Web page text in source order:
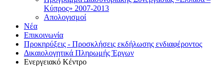
Κύπρος» 2007-2013
Aπολογισμοί
Νέα
Επικοινωνία
Προκηρύξεις - Προσκλήσεις εκδήλωσης ενδιαφέροντος
Δικαιολογητικά Πληρωμής Έργων
Ενεργειακό Κέντρο